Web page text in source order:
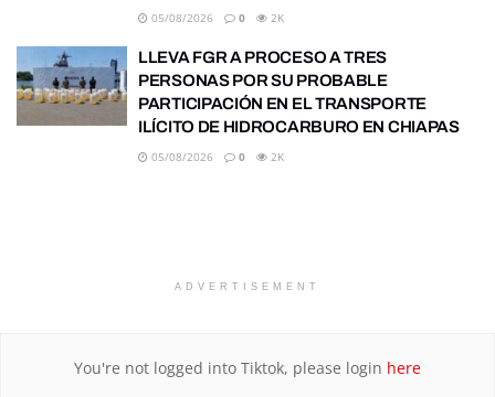
05/08/2026 0 2K
LLEVA FGR A PROCESO A TRES
PERSONAS POR SU PROBABLE
PARTICIPACIÓN EN EL TRANSPORTE
ILÍCITO DE HIDROCARBURO EN CHIAPAS
05/08/2026 0 2K
ADVERTISEMENT
You're not logged into Tiktok, please login here